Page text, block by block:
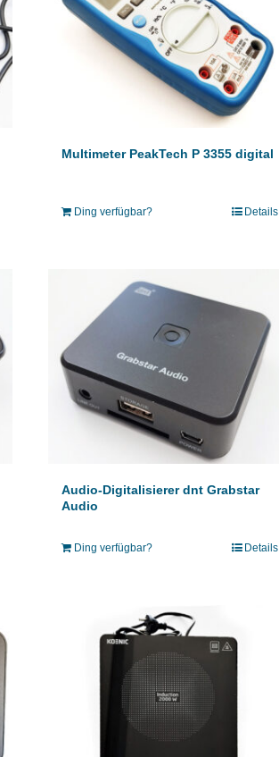
Multimeter PeakTech P 3355 digital
Ding verfügbar? Details
Audio-Digitalisierer dnt Grabstar
Audio
Ding verfügbar? Details